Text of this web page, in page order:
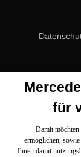
für
Damit
ermöglichen,
Ihnen damit